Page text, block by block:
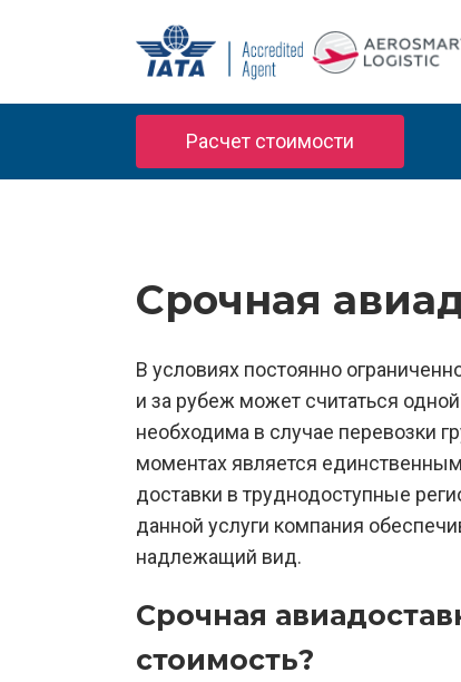
Расчет стоимости
Срочная
В условиях постоянно
и за рубеж может считаться
необходима в случае перевозки
моментах является
доставки в труднодоступные
данной услуги компания
надлежащий вид.
Срочная
стоимость?